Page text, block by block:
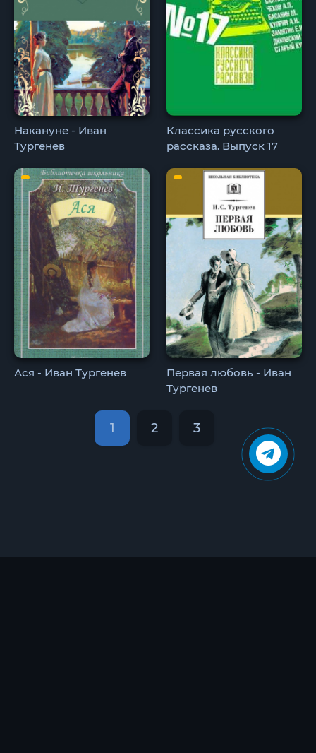
Накануне - Иван
Тургенев
Классика русского
рассказа. Выпуск 17
Ася - Иван Тургенев
Первая любовь - Иван
Тургенев
1 2 3